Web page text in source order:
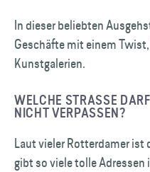
In dieser beliebten
Geschäfte mit einem
Kunstgalerien.
WELCHE STRASSE DARF
ICHT VERPASSEN?
Laut vieler Rotterdamer ist
gibt so viele tolle Adressen